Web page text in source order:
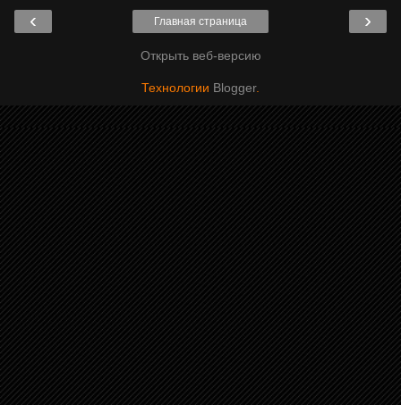
‹ ›
Главная страница
Открыть веб-версию
Технологии Blogger.